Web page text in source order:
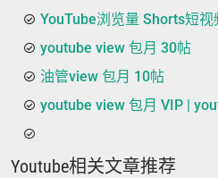
YouTube浏览量 Shorts短视
youtube view 包月 30帖
油管view 包月 10帖
youtube view 包月 VIP |
Youtube相关文章推荐